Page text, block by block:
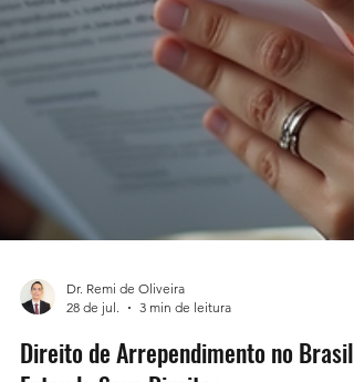
28 de jul.
3 min de leitura